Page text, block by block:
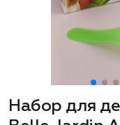
Набор для